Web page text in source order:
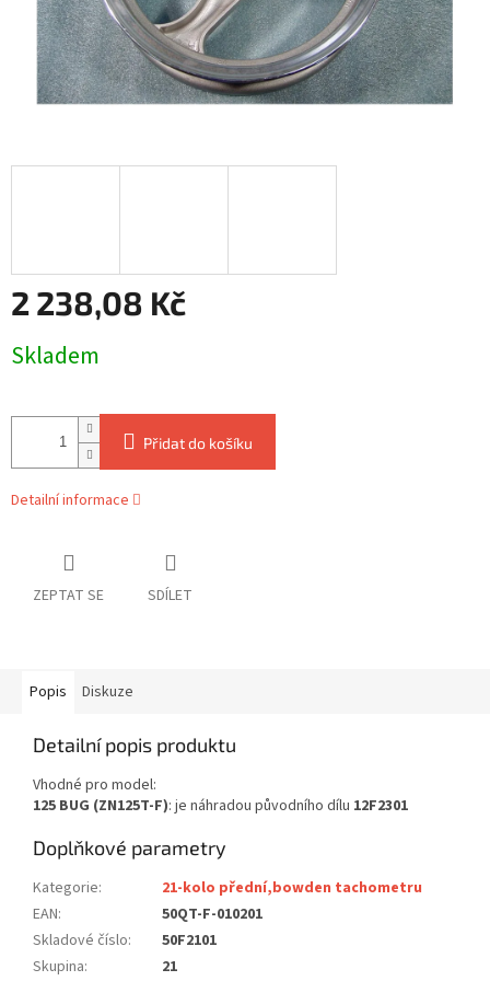
2 238,08 Kč
cena:
Skladem
Přidat do košíku
Detailní informace
ZEPTAT SE SDÍLET
Popis Diskuze
Detailní popis produktu
Vhodné pro model:
125 BUG (ZN125T-F): je náhradou původního dílu 12F2301
Doplňkové parametry
Kategorie:
21-kolo přední,bowden tachometru
EAN:
50QT-F-010201
Skladové číslo:
50F2101
Skupina: 21